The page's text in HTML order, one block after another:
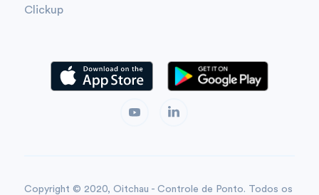
Clickup
Copyright © 2020, Oitchau - Controle de Ponto. Todos os